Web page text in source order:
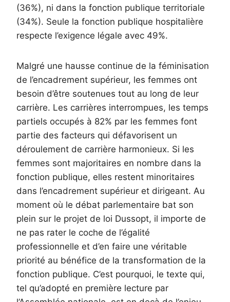
(36%), ni dans la fonction publique territoriale
(34%). Seule la fonction publique hospitalière
respecte l’exigence légale avec 49%.
Malgré une hausse continue de la féminisation
de l’encadrement supérieur, les femmes ont
besoin d’être soutenues tout au long de leur
carrière. Les carrières interrompues, les temps
partiels occupés à 82% par les femmes font
partie des facteurs qui défavorisent un
déroulement de carrière harmonieux. Si les
femmes sont majoritaires en nombre dans la
fonction publique, elles restent minoritaires
dans l’encadrement supérieur et dirigeant. Au
moment où le débat parlementaire bat son
plein sur le projet de loi Dussopt, il importe de
ne pas rater le coche de l’égalité
professionnelle et d’en faire une véritable
priorité au bénéfice de la transformation de la
fonction publique. C’est pourquoi, le texte qui,
tel qu’adopté en première lecture par